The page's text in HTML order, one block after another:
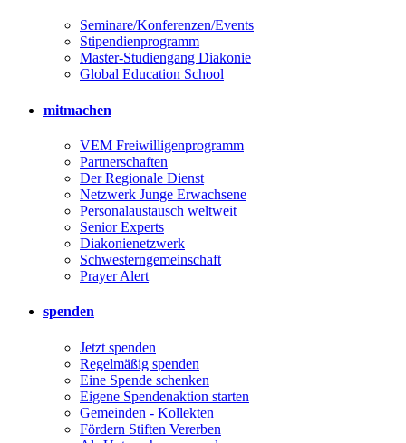
Seminare/Konferenzen/Events
Stipendienprogramm
Master-Studiengang Diakonie
Global Education School
mitmachen
VEM Freiwilligenprogramm
Partnerschaften
Der Regionale Dienst
Netzwerk Junge Erwachsene
Personalaustausch weltweit
Senior Experts
Diakonienetzwerk
Schwesterngemeinschaft
Prayer Alert
spenden
Jetzt spenden
Regelmäßig spenden
Eine Spende schenken
Eigene Spendenaktion starten
Gemeinden - Kollekten
Fördern Stiften Vererben